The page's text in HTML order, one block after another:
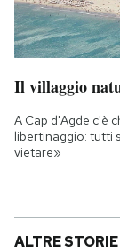
Il villaggio
A Cap d'Agde c'è
libertinaggio: tutti
vietare»
ALTRE STORIE